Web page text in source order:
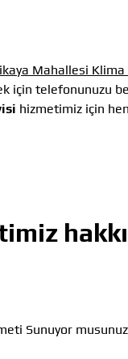
Mahallesi Klima
için telefonunuzu
hizmetimiz için
Sunuyor